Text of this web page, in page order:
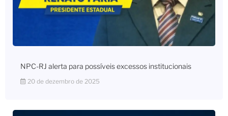
NPC-RJ alerta para possíveis excessos institucionais
20 de dezembro de 2025